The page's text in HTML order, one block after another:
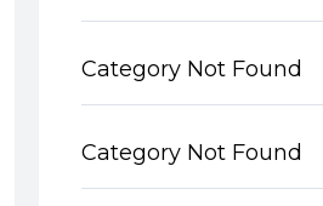
Category Not Found
Category Not Found